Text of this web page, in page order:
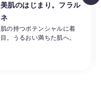
美肌のはじまり。フラル
ネ
肌の持つポテンシャルに着
目。うるおい満ちた肌へ。